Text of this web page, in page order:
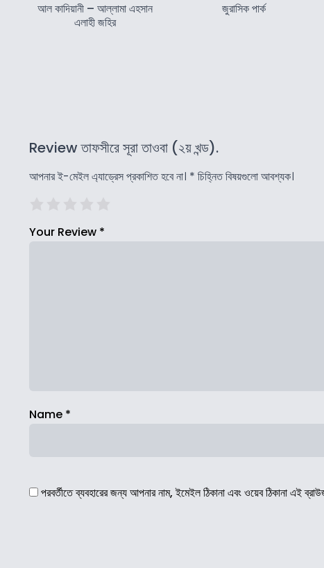
আল কাদিয়ানী – আল্লামা এহসান
এলাহী জহির
জুরাসিক পার্ক
Review তাফসীরে সূরা তাওবা (২য় খন্ড).
আপনার ই-মেইল এ্যাড্রেস প্রকাশিত হবে না। * চিহ্নিত বিষয়গুলো আবশ্যক।
Your Review *
Name *
পরবর্তীতে ব্যবহারের জন্য আপনার নাম, ইমেইল ঠিকানা এবং ওয়েব ঠিকানা এই